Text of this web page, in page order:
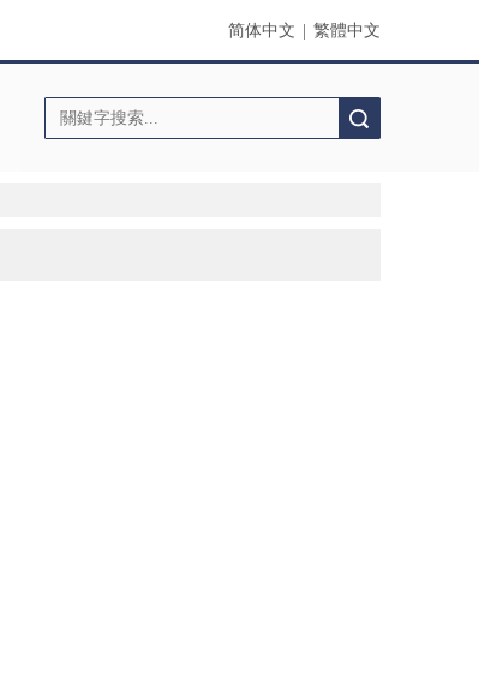
简体中文 繁體中文